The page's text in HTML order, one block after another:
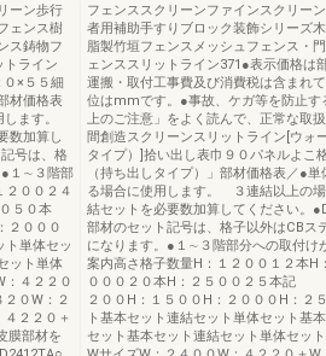
ーン歩行
ェンス樹
ス鋳物フ
トライン
×５５細
材価格表
します。
数加算し
号は、格
●１∼３階部
２００２４
５０本
０００
ト単体セッ
ット単体
：４２２０
０W：２
４２２０＋
膜部材を
フェンススクリーンファインスクリー
者用補助手すりブロック装飾シリーズ
脂製竹垣フェンスメッシュフェンス・
ェンススリットライン371●表示価格は
運搬・取付工事費及び消費税は含まれ
位はmmです。●事故、ケガ等を防止す
上のご注意」をよく読んで、正常な取
間創造スクリーンスリットライン[ウォ
タイプ）]拾い出し表巾９０パネルよこ
（持ち出しタイプ）」部材価格表／●
る場合に使用します。 ３連結以上の
結セットを必要数加算してください。
部材のセット記号は、格子以外はCBス
になります。●１∼３階部分への取付け
案内高さ格子数量H：１２００１２本H
０００２０本H：２５００２５本
２００H：１５００H：２０００H：２
ト基本セット連結セット単体セット基
セット基本セット連結セット単体セッ